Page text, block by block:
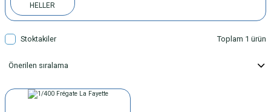
HELLER
Stoktakiler Toplam 1 ürün